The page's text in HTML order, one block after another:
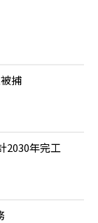
捕
2030年完工